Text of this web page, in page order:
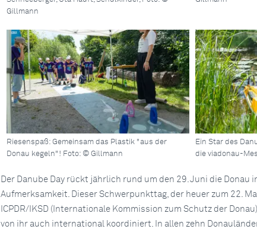
Gillmann
Ein Star des
die viadonau-
Riesenspaß: Gemeinsam das Plastik "aus der
Donau kegeln"! Foto: © Gillmann
Der Danube Day rückt jährlich rund um den 29. Juni die
Aufmerksamkeit. Dieser Schwerpunkttag, der heuer zum 22.
ICPDR/IKSD (Internationale Kommission zum Schutz der
von ihr auch international koordiniert. In allen zehn